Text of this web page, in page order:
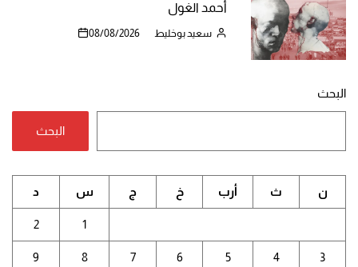
أحمد الغول
سعيد بوخليط 08/08/2026
البحث
البحث
ن ث أرب خ ج س د
1
2
3
4
5
6
7
8
9